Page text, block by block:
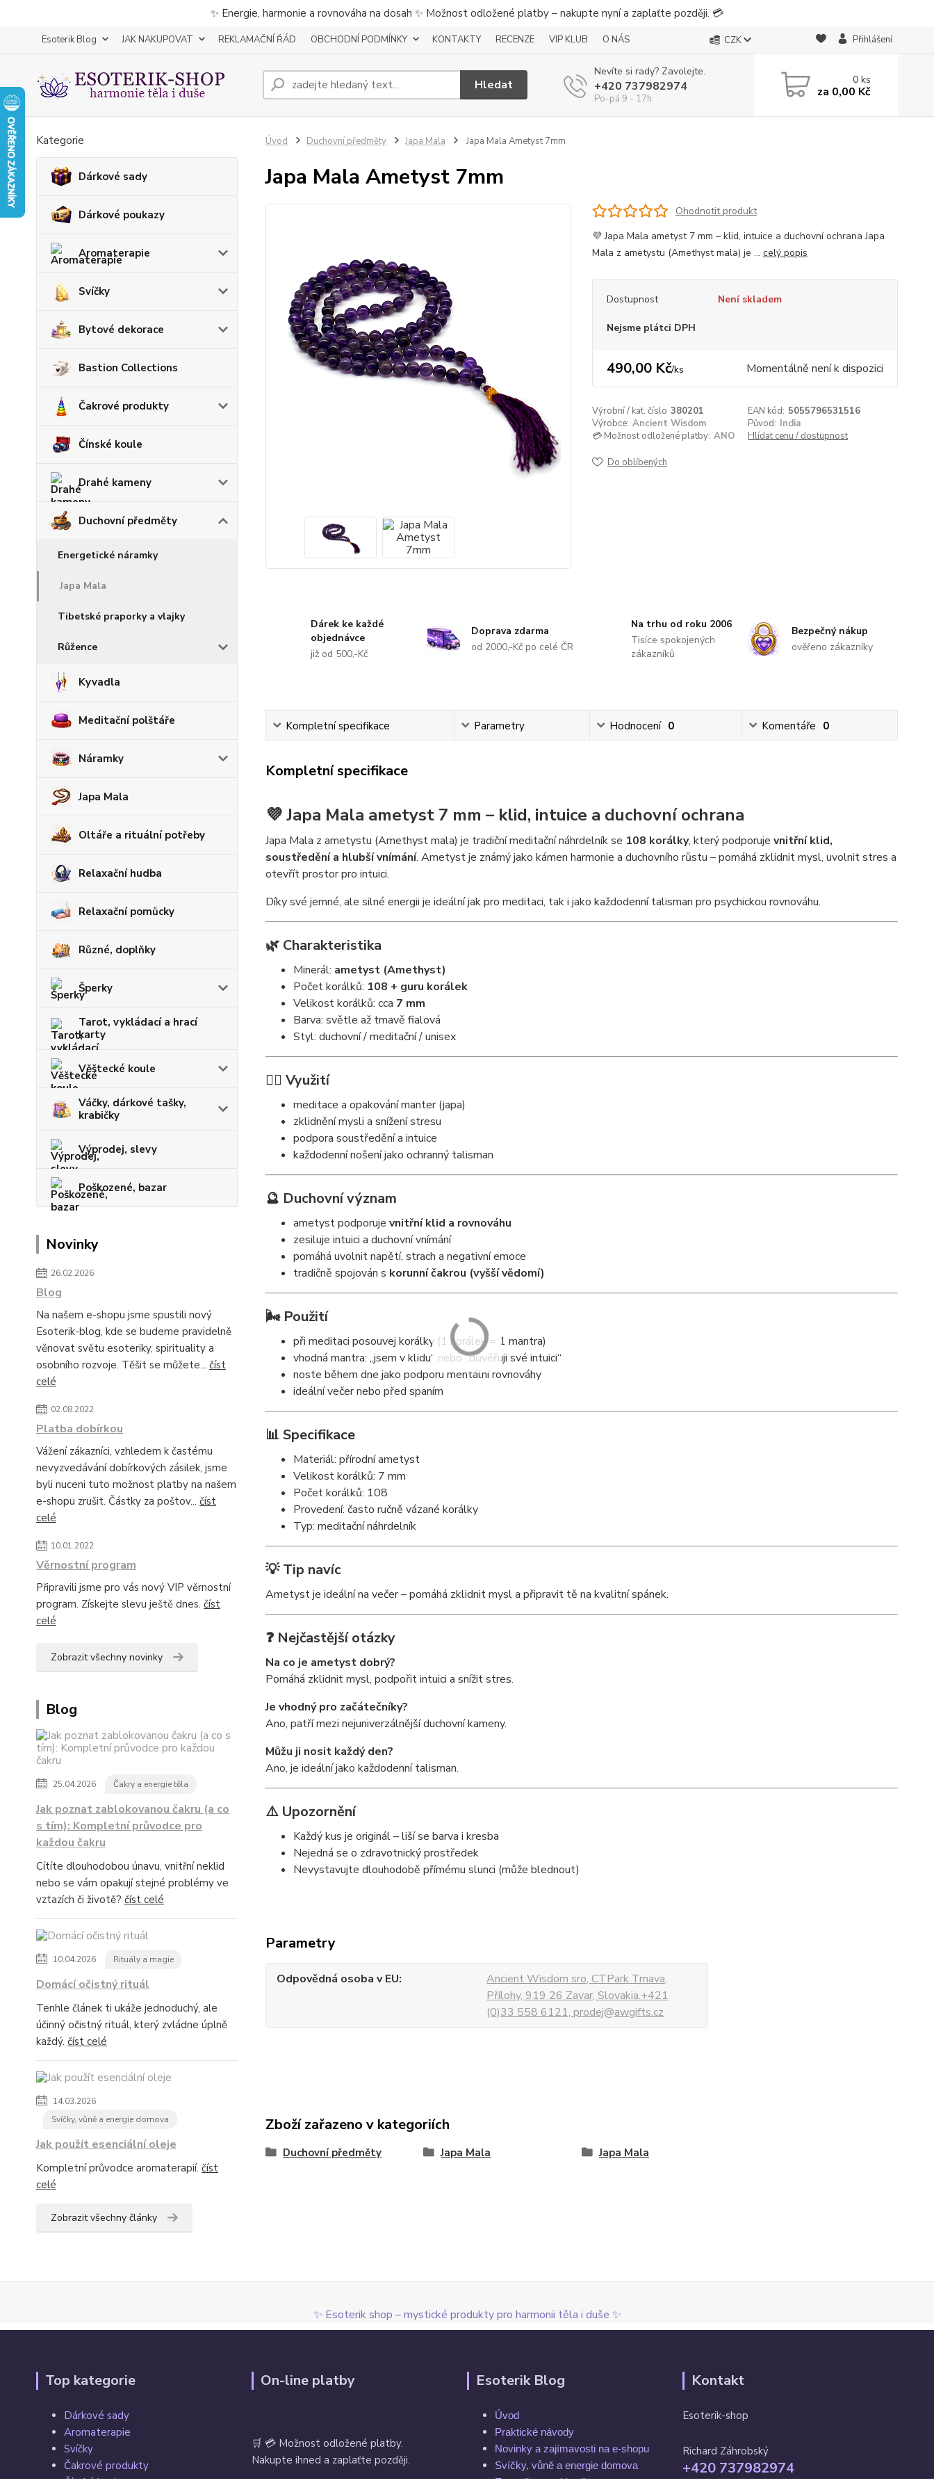
✨ Energie, harmonie a rovnováha na dosah ✨ Možnost odložené platby – nakupte nyní a zaplaťte později. 💳
Esoterik Blog JAK NAKUPOVAT REKLAMAČNÍ ŘÁD OBCHODNÍ PODMÍNKY KONTAKTY RECENZE VIP KLUB O NÁS CZK Přihlášení
Hledat
Nevíte si rady? Zavolejte.
+420 737982974
Po-pá 9 - 17h
0ks
za 0,00 Kč
Kategorie
Dárkové sady
Dárkové poukazy
Aromaterapie
Svíčky
Bytové dekorace
Bastion Collections
Čakrové produkty
Čínské koule
Drahé kameny
Duchovní předměty
Energetické náramky
Japa Mala
Tibetské praporky a vlajky
Růžence
Kyvadla
Meditační polštáře
Náramky
Japa Mala
Oltáře a rituální potřeby
Relaxační hudba
Relaxační pomůcky
Různé, doplňky
Šperky
Tarot, vykládací a hrací
karty
Věštecké koule
Váčky, dárkové tašky,
krabičky
Výprodej, slevy
Poškozené, bazar
Novinky
26.02.2026
Blog
Na našem e-shopu jsme spustili nový
Esoterik-blog, kde se budeme pravidelně
věnovat světu esoteriky, spirituality a
osobního rozvoje. Těšit se můžete... číst
celé
02.08.2022
Platba dobírkou
Vážení zákazníci, vzhledem k častému
nevyzvedávání dobírkových zásilek, jsme
byli nuceni tuto možnost platby na našem
e-shopu zrušit. Částky za poštov... číst
celé
10.01.2022
Věrnostní program
Připravili jsme pro vás nový VIP věrnostní
program. Získejte slevu ještě dnes. číst
celé
Zobrazit všechny novinky
Blog
25.04.2026 Čakry a energie těla
Jak poznat zablokovanou čakru (a co
s tím): Kompletní průvodce pro
každou čakru
Cítíte dlouhodobou únavu, vnitřní neklid
nebo se vám opakují stejné problémy ve
vztazích či životě? číst celé
10.04.2026 Rituály a magie
Domácí očistný rituál
Tenhle článek ti ukáže jednoduchý, ale
účinný očistný rituál, který zvládne úplně
každý. číst celé
14.03.2026
Svíčky, vůně a energie domova
Jak použít esenciální oleje
Kompletní průvodce aromaterapií. číst
celé
Zobrazit všechny články
Úvod Duchovní předměty Japa Mala Japa Mala Ametyst 7mm
Japa Mala Ametyst 7mm
Ohodnotit produkt
💜 Japa Mala ametyst 7 mm – klid, intuice a duchovní ochrana Japa
Mala z ametystu (Amethyst mala) je ... celý popis
Dostupnost Není skladem
Nejsme plátci DPH
490,00 Kč/ks Momentálně není k dispozici
Výrobní / kat. číslo 380201 EAN kód: 5055796531516
Výrobce: Ancient Wisdom Původ: India
💳 Možnost odložené platby: ANO Hlídat cenu / dostupnost
Do oblíbených
Dárek ke každé
objednávce
již od 500,-Kč
Doprava zdarma
od 2000,-Kč po celé ČR
Na trhu od roku 2006
Tisíce spokojených
zákazníků
Bezpečný nákup
ověřeno zákazníky
Kompletní specifikace Parametry Hodnocení 0 Komentáře 0
Kompletní specifikace
💜 Japa Mala ametyst 7 mm – klid, intuice a duchovní ochrana
Japa Mala z ametystu (Amethyst mala) je tradiční meditační náhrdelník se 108 korálky, který podporuje vnitřní klid,
soustředění a hlubší vnímání. Ametyst je známý jako kámen harmonie a duchovního růstu – pomáhá zklidnit mysl, uvolnit stres a
otevřít prostor pro intuici.
Díky své jemné, ale silné energii je ideální jak pro meditaci, tak i jako každodenní talisman pro psychickou rovnováhu.
🌿 Charakteristika
Minerál: ametyst (Amethyst)
Počet korálků: 108 + guru korálek
Velikost korálků: cca 7 mm
Barva: světle až tmavě fialová
Styl: duchovní / meditační / unisex
🧘‍♀️ Využití
meditace a opakování manter (japa)
zklidnění mysli a snížení stresu
podpora soustředění a intuice
každodenní nošení jako ochranný talisman
🔮 Duchovní význam
ametyst podporuje vnitřní klid a rovnováhu
zesiluje intuici a duchovní vnímání
pomáhá uvolnit napětí, strach a negativní emoce
tradičně spojován s korunní čakrou (vyšší vědomí)
🌬️ Použití
při meditaci posouvej korálky (1 korálek = 1 mantra)
vhodná mantra: „jsem v klidu“ nebo „důvěřuji své intuici“
noste během dne jako podporu mentální rovnováhy
ideální večer nebo před spaním
📊 Specifikace
Materiál: přírodní ametyst
Velikost korálků: 7 mm
Počet korálků: 108
Provedení: často ručně vázané korálky
Typ: meditační náhrdelník
💡 Tip navíc
Ametyst je ideální na večer – pomáhá zklidnit mysl a připravit tě na kvalitní spánek.
❓ Nejčastější otázky
Na co je ametyst dobrý?
Pomáhá zklidnit mysl, podpořit intuici a snížit stres.
Je vhodný pro začátečníky?
Ano, patří mezi nejuniverzálnější duchovní kameny.
Můžu ji nosit každý den?
Ano, je ideální jako každodenní talisman.
⚠️ Upozornění
Každý kus je originál – liší se barva i kresba
Nejedná se o zdravotnický prostředek
Nevystavujte dlouhodobě přímému slunci (může blednout)
Parametry
Odpovědná osoba v EU
Ancient Wisdom sro, CTPark Trnava,
Přílohy, 919 26 Zavar, Slovakia.+421
(0)33 558 6121, prodej@awgifts.cz
Zboží zařazeno v kategoriích
Duchovní předměty Japa Mala Japa Mala
✨ Esoterik shop – mystické produkty pro harmonii těla i duše ✨
Top kategorie
Dárkové sady
Aromaterapie
Svíčky
Čakrové produkty
Čínské koule
On-line platby
🛒 💳 Možnost odložené platby.
Nakupte ihned a zaplaťte později.
Esoterik Blog
Úvod
Praktické návody
Novinky a zajímavosti na e-shopu
Svíčky, vůně a energie domova
Esoterika a spiritualita
Kontakt
Esoterik-shop
Richard Záhrobský
+420 737982974